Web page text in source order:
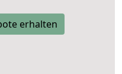
erhalten